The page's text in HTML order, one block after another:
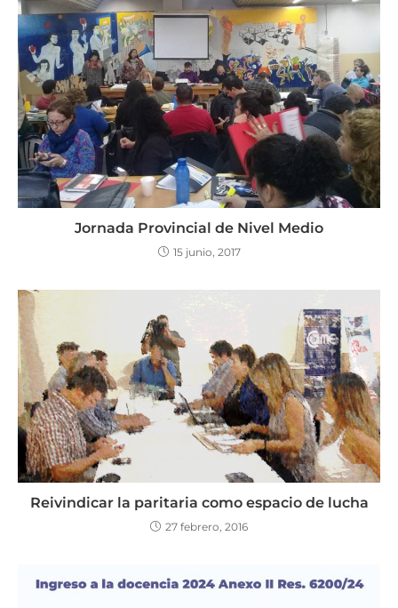
Jornada Provincial de Nivel Medio
15 junio, 2017
Reivindicar la paritaria como espacio de lucha
27 febrero, 2016